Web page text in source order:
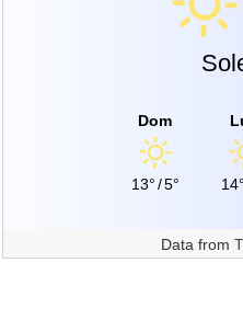
Dom
13°/5° 14°
Data from